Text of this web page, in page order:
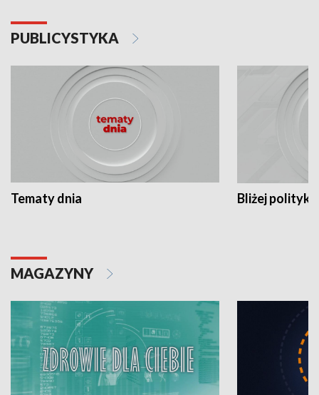
PUBLICYSTYKA
Tematy dnia Bliżej polityki
MAGAZYNY